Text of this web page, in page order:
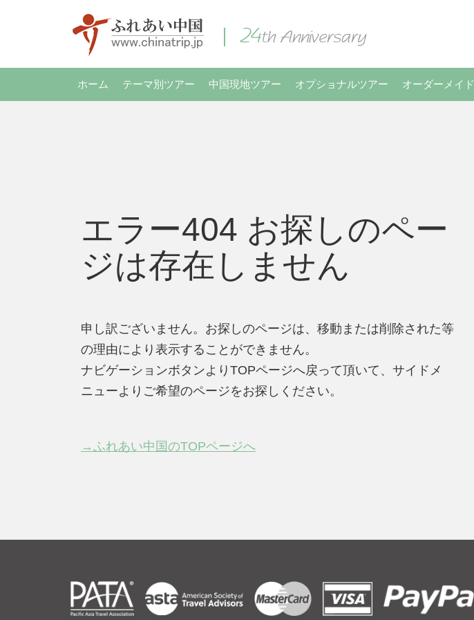
ホーム テーマ別ツアー 中国現地ツアー オプショナルツアー オーダーメイド
エラー404 お探しのペー
ジは存在しません
申し訳ございません。お探しのページは、移動または削除された等
の理由により表示することができません。
ナビゲーションボタンよりTOPページへ戻って頂いて、サイドメ
ニューよりご希望のページをお探しください。
→ふれあい中国のTOPページへ